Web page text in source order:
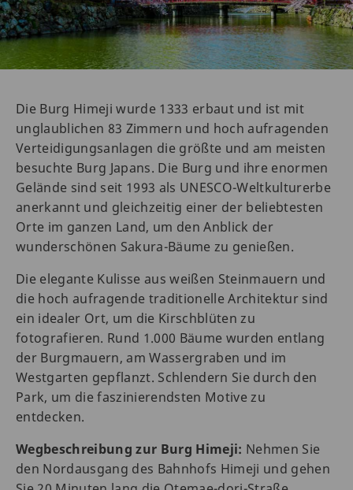
Die Burg Himeji wurde 1333 erbaut und ist mit
unglaublichen 83 Zimmern und hoch aufragenden
Verteidigungsanlagen die größte und am meisten
besuchte Burg Japans. Die Burg und ihre enormen
Gelände sind seit 1993 als UNESCO-Weltkulturerbe
anerkannt und gleichzeitig einer der beliebtesten
Orte im ganzen Land, um den Anblick der
wunderschönen Sakura-Bäume zu genießen.
Die elegante Kulisse aus weißen Steinmauern und
die hoch aufragende traditionelle Architektur sind
ein idealer Ort, um die Kirschblüten zu
fotografieren. Rund 1.000 Bäume wurden entlang
der Burgmauern, am Wassergraben und im
Westgarten gepflanzt. Schlendern Sie durch den
Park, um die faszinierendsten Motive zu
entdecken.
Wegbeschreibung zur Burg Himeji: Nehmen Sie
den Nordausgang des Bahnhofs Himeji und gehen